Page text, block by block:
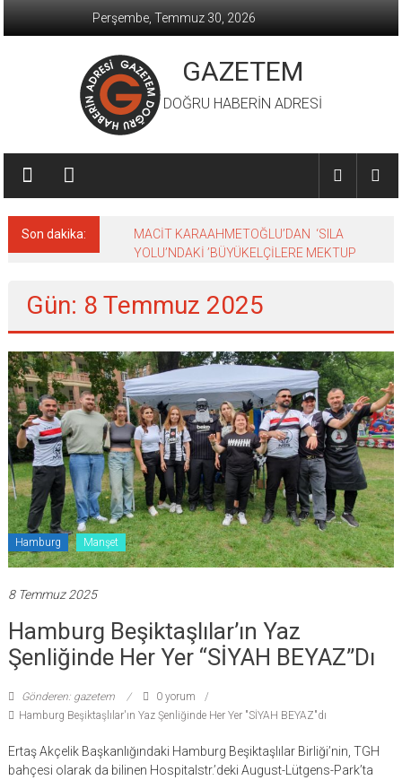
Perşembe, Temmuz 30, 2026
GAZETEM
DOĞRU HABERİN ADRESİ
Son dakika:
MACİT KARAAHMETOĞLU’DAN ‘SILA
YOLU’NDAKİ ’BÜYÜKELÇİLERE MEKTUP
Gün: 8 Temmuz 2025
Hamburg Manşet
8 Temmuz 2025
Hamburg Beşiktaşlılar’ın Yaz
Şenliğinde Her Yer “SİYAH BEYAZ”dı
Gönderen: gazetem
0 yorum
Hamburg Beşiktaşlılar'ın Yaz Şenliğinde Her Yer "SİYAH BEYAZ"dı
Ertaş Akçelik Başkanlığındaki Hamburg Beşiktaşlılar Birliği’nin, TGH
bahçesi olarak da bilinen Hospitalstr.’deki August-Lütgens-Park’ta